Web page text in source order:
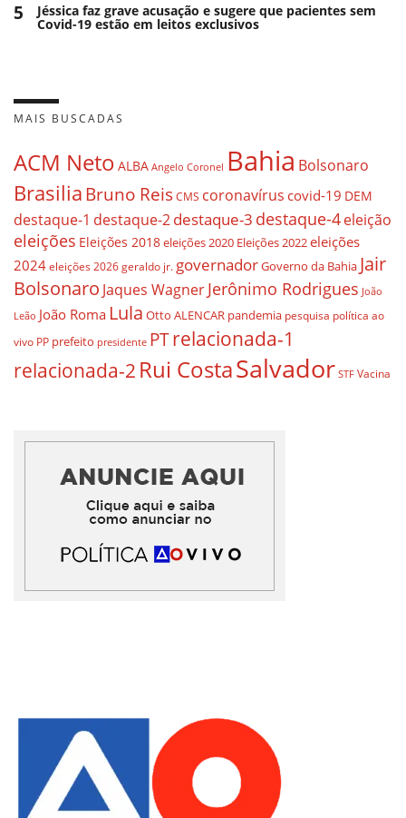
5 Jéssica faz grave acusação e sugere que pacientes sem
Covid-19 estão em leitos exclusivos
MAIS BUSCADAS
ACM Neto ALBA Angelo Coronel Bahia Bolsonaro
BrasiliaBruno ReisCMS coronavírus covid-19 DEM
destaque-1 destaque-2destaque-3 destaque-4eleição
eleições Eleições 2018eleições 2020 Eleições 2022eleições
2024 eleições 2026 geraldo jr. governadorGoverno da Bahia Jair
Bolsonaro Jaques WagnerJerônimo Rodrigues João
Leão João Roma Lula Otto ALENCAR pandemia pesquisa política ao
vivo PP prefeito presidente PTrelacionada-1
relacionada-2 Rui CostaSalvador STF Vacina